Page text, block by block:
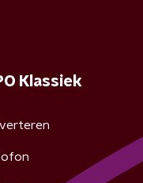
Klassiek